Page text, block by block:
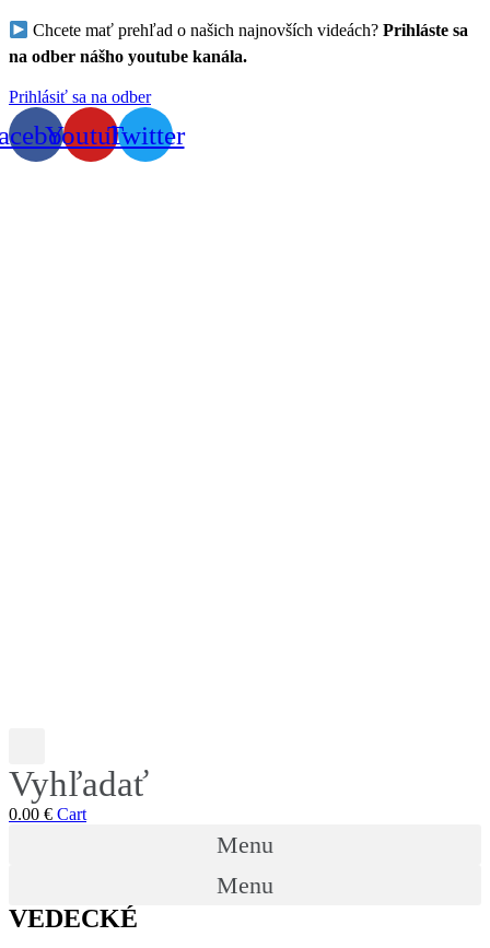
Chcete mať prehľad o našich najnovších videách? Prihláste sa
na odber nášho youtube kanála.
Prihlásiť sa na odber
YoutubeTwitter
Vyhľadať
0.00 € Cart
Menu
Menu
VEDECKÉ